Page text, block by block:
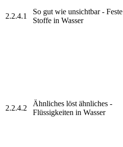
2.2.4.1
So gut wie unsichtbar - Feste
Stoffe in Wasser
2.2.4.2
Ähnliches löst ähnliches -
Flüssigkeiten in Wasser